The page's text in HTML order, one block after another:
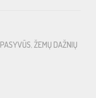
PASYVŪS, ŽEMŲ DAŽNIŲ